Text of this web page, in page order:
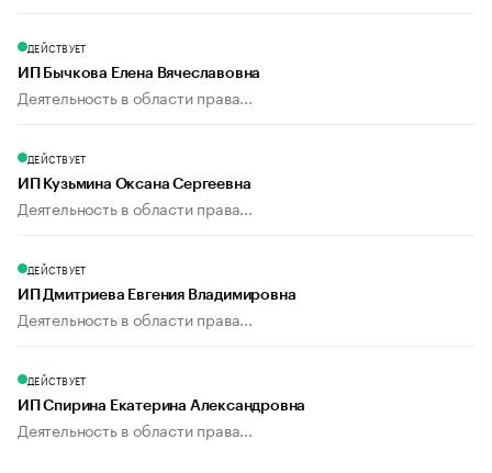
ДЕЙСТВУЕТ
ИП Бычкова Елена Вячеславовна
Деятельность в области права...
ДЕЙСТВУЕТ
ИП Кузьмина Оксана Сергеевна
Деятельность в области права...
ДЕЙСТВУЕТ
ИП Дмитриева Евгения Владимировна
Деятельность в области права...
ДЕЙСТВУЕТ
ИП Спирина Екатерина Александровна
Деятельность в области права...